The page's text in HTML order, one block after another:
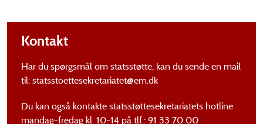
Kontakt
Har du spørgsmål om statsstøtte, kan du sende en mail
til: statsstoettesekretariatet@em.dk
Du kan også kontakte statsstøttesekretariatets hotline
mandag-fredag kl. 10-14 på tlf.: 91 33 70 00